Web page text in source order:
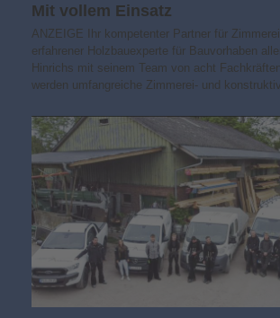
Mit vollem Einsatz
ANZEIGE Ihr kompetenter Partner für
erfahrener Holzbauexperte für Bauvorhaben
Hinrichs mit seinem Team von acht
werden umfangreiche Zimmerei- und